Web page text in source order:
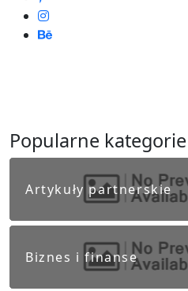
Popularne kategorie
Artykuły partnerskie
Biznes i finanse